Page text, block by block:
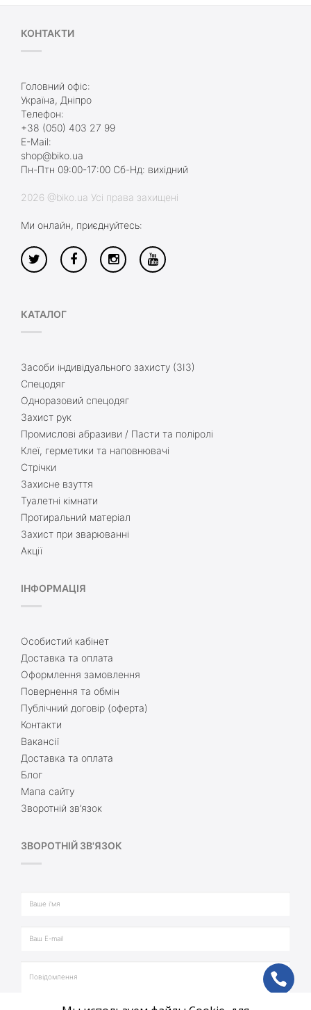
КОНТАКТИ
Головний офіс:
Україна, Дніпро
Телефон:
+38 (050) 403 27 99
E-Mail:
shop@biko.ua
Пн-Птн 09:00-17:00 Сб-Нд: вихідний
2026 @biko.ua Усі права захищені
Ми онлайн, приєднуйтесь:
КАТАЛОГ
Засоби індивідуального захисту (ЗІЗ)
Спецодяг
Одноразовий спецодяг
Захист рук
Промислові абразиви / Пасти та поліролі
Клеї, герметики та наповнювачі
Стрічки
Захисне взуття
Туалетні кімнати
Протиральний матеріал
Захист при зварюванні
Акції
ІНФОРМАЦІЯ
Особистий кабінет
Доставка та оплата
Оформлення замовлення
Повернення та обмін
Публічний договір (оферта)
Контакти
Вакансії
Доставка та оплата
Блог
Мапа сайту
Зворотній зв’язок
ЗВОРОТНІЙ ЗВ'ЯЗОК
ph